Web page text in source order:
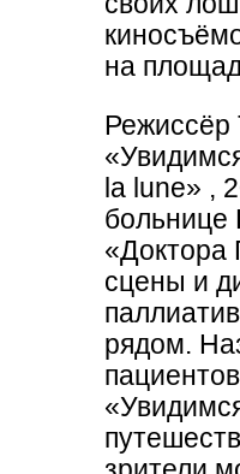
на
Режиссёр
la lune» ,
больнице
«Доктора
сцены и
рядом.